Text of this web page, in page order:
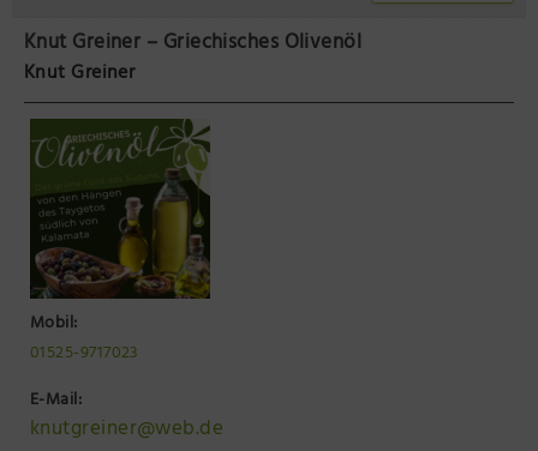
Knut Greiner – Griechisches Olivenöl
Knut Greiner
Mobil:
01525-9717023
E-Mail:
knutgreiner@web.de